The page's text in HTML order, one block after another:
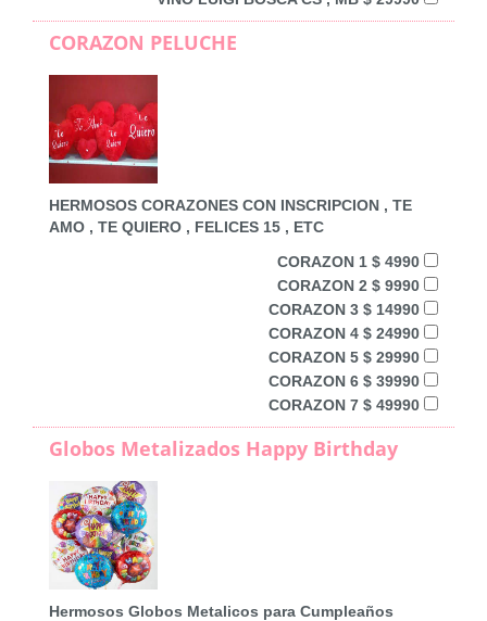
CORAZON PELUCHE
HERMOSOS CORAZONES CON INSCRIPCION , TE
AMO , TE QUIERO , FELICES 15 , ETC
CORAZON 1 $ 4990
CORAZON 2 $ 9990
CORAZON 3 $ 14990
CORAZON 4 $ 24990
CORAZON 5 $ 29990
CORAZON 6 $ 39990
CORAZON 7 $ 49990
Globos Metalizados Happy Birthday
Hermosos Globos Metalicos para Cumpleaños